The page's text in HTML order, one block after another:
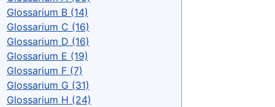
Glossarium B (14)
Glossarium C (16)
Glossarium D (16)
Glossarium E (19)
Glossarium F (7)
Glossarium G (31)
Glossarium H (24)